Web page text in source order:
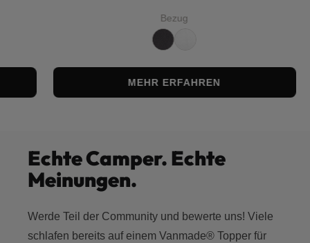
Bezug
MEHR ERFAHREN
Echte Camper. Echte
Meinungen.
Werde Teil der Community und bewerte uns! Viele
schlafen bereits auf einem Vanmade® Topper für